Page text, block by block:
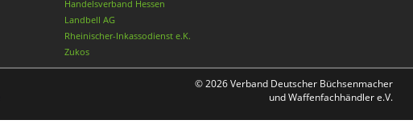
Handelsverband Hessen
Landbell AG
Rheinischer-Inkassodienst e.K.
Zukos
© 2026 Verband Deutscher Büchsenmacher
und Waffenfachhändler e.V.